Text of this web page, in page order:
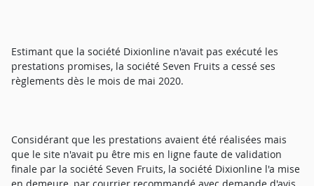
Estimant que la société Dixionline n'avait pas exécuté les
prestations promises, la société Seven Fruits a cessé ses
règlements dès le mois de mai 2020.
Considérant que les prestations avaient été réalisées mais
que le site n'avait pu être mis en ligne faute de validation
finale par la société Seven Fruits, la société Dixionline l'a mise